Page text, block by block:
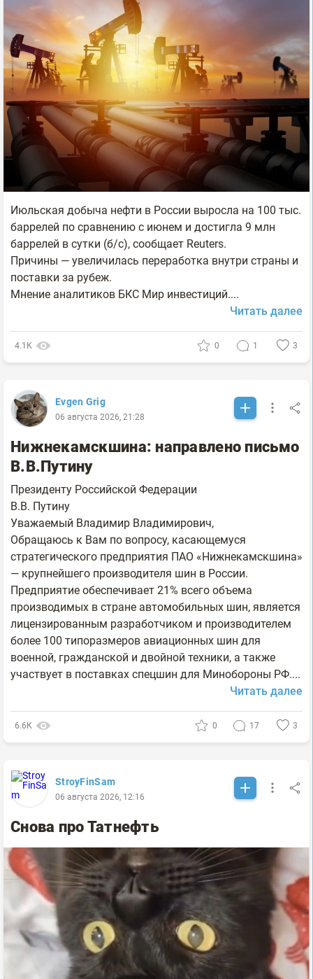
Июльская добыча нефти в России выросла на 100 тыс.
баррелей по сравнению с июнем и достигла 9 млн
баррелей в сутки (б/с), сообщает Reuters.
Причины — увеличилась переработка внутри страны и
поставки за рубеж.
Мнение аналитиков БКС Мир инвестиций....
Читать далее
4.1К 0 1 3
Evgen Grig
06 августа 2026, 21:28
Нижнекамскшина: направлено письмо
В.В.Путину
Президенту Российской Федерации
В.В. Путину
Уважаемый Владимир Владимирович,
Обращаюсь к Вам по вопросу, касающемуся
стратегического предприятия ПАО «Нижнекамскшина»
— крупнейшего производителя шин в России.
Предприятие обеспечивает 21% всего объема
производимых в стране автомобильных шин, является
лицензированным разработчиком и производителем
более 100 типоразмеров авиационных шин для
военной, гражданской и двойной техники, а также
участвует в поставках спецшин для Минобороны РФ....
Читать далее
6.6К 0 17 3
StroyFinSam
06 августа 2026, 12:16
Снова про Татнефть